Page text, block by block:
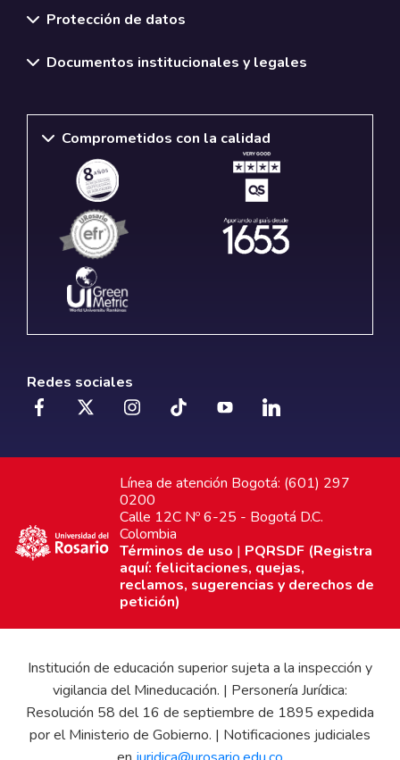
Protección de datos
Documentos institucionales y legales
Comprometidos con la calidad
Redes sociales
Línea de atención Bogotá: (601) 297
0200
Calle 12C Nº 6-25 - Bogotá D.C.
Colombia
Términos de uso | PQRSDF (Registra
aquí: felicitaciones, quejas,
reclamos, sugerencias y derechos de
petición)
Institución de educación superior sujeta a la inspección y
vigilancia del Mineducación. | Personería Jurídica:
Resolución 58 del 16 de septiembre de 1895 expedida
por el Ministerio de Gobierno. | Notificaciones judiciales